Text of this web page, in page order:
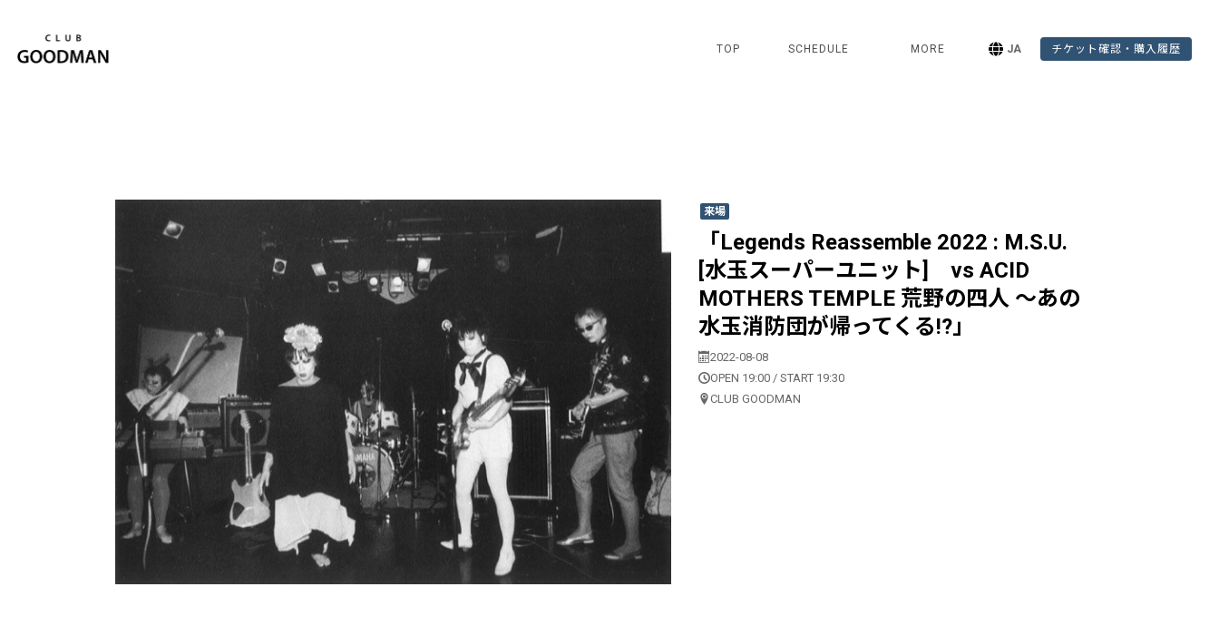
TOP SCHEDULE MORE JA チケット確認・購入履歴
来場
「Legends Reassemble 2022 : M.S.U.
[水玉スーパーユニット] vs ACID
MOTHERS TEMPLE 荒野の四人 ～あの
水玉消防団が帰ってくる!?」
2022-08-08
OPEN 19:00 / START 19:30
CLUB GOODMAN